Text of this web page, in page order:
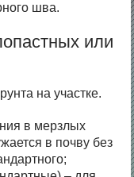
шва.
или
на участке.
в мерзлых
в почву без